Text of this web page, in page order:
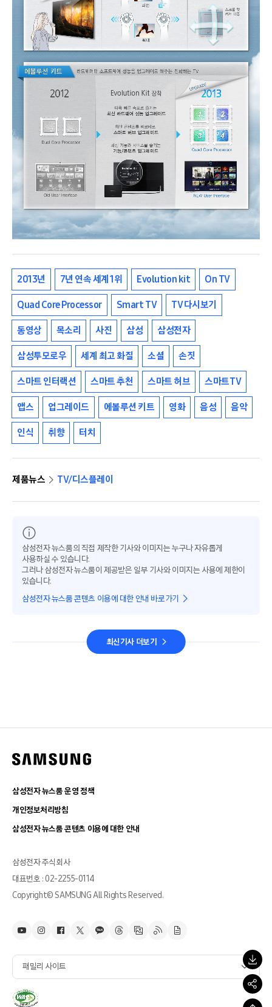
2013년 7년 연속 세계 1위 Evolution kit On TV
Quad Core Processor Smart TV TV 다시보기
동영상 목소리 사진 삼성 삼성전자
삼성투모로우 세계 최고 화질 소셜 손짓
스마트 인터랙션 스마트 추천 스마트 허브 스마트TV
앱스 업그레이드 에볼루션 키트 영화 음성 음악
인식 취향 터치
제품뉴스 TV/디스플레이
삼성전자 뉴스룸의 직접 제작한 기사와 이미지는 누구나 자유롭게
사용하실 수 있습니다.
그러나 삼성전자 뉴스룸이 제공받은 일부 기사와 이미지는 사용에 제한이
있습니다.
삼성전자 뉴스룸 콘텐츠 이용에 대한 안내 바로가기
최신기사 더보기
삼성전자 뉴스룸 운영 정책
개인정보처리방침
삼성전자 뉴스룸 콘텐츠 이용에 대한 안내
삼성전자 주식회사
대표번호 : 02-2255-0114
Copyright© SAMSUNG All Rights Reserved.
패밀리 사이트